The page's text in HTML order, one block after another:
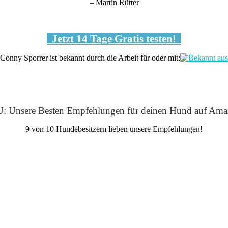
– Martin Rütter
Jetzt 14 Tage Gratis testen!
Conny Sporrer ist bekannt durch die Arbeit für oder mit:
Unsere Besten Empfehlungen für deinen Hund auf
9 von 10 Hundebesitzern lieben unsere Empfehlungen!